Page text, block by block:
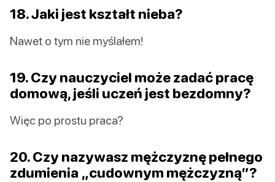
18. Jaki jest kształt nieba?
Nawet o tym nie myślałem!
19. Czy nauczyciel może zadać pracę
domową, jeśli uczeń jest bezdomny?
Więc po prostu praca?
20. Czy nazywasz mężczyznę pełnego
zdumienia „cudownym mężczyzną”?